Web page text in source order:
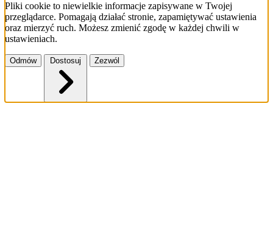
Pliki cookie to niewielkie informacje zapisywane w Twojej
przeglądarce. Pomagają działać stronie, zapamiętywać ustawienia
oraz mierzyć ruch. Możesz zmienić zgodę w każdej chwili w
ustawieniach.
Odmów Zezwól